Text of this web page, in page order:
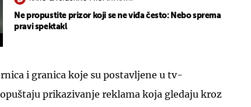
Ne propustite prizor koji se ne viđa često: Nebo sprema
pravi spektakl
i granica koje su postavljene u tv-
prikazivanje reklama koja gledaju kroz